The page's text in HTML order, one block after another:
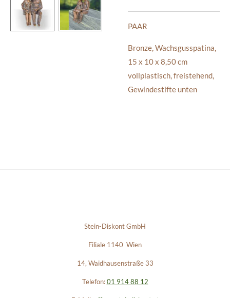
PAAR
Bronze, Wachsgusspatina,
15 x 10 x 8,50 cm
vollplastisch, freistehend,
Gewindestifte unten
Stein-Diskont GmbH
Filiale 1140 Wien
14, Waidhausenstraße 33
Telefon: 01 914 88 12